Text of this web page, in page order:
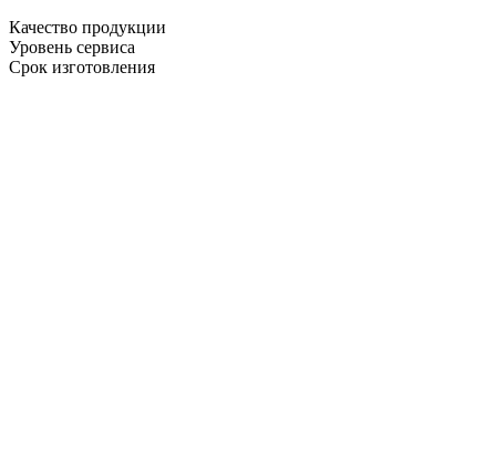
Качество продукции
Уровень сервиса
Срок изготовления